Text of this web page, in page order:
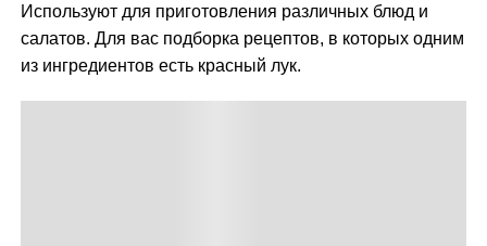
Используют для приготовления различных блюд и
салатов. Для вас подборка рецептов, в которых одним
из ингредиентов есть красный лук.